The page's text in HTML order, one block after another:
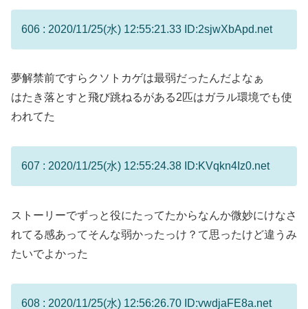
606 : 2020/11/25(水) 12:55:21.33 ID:2sjwXbApd.net
夢解禁前ですらクソトカゲは最弱だったんだよなぁ
はたき落とすと飛び跳ねるがある2匹はガラル環境でも使
われてた
607 : 2020/11/25(水) 12:55:24.38 ID:KVqkn4Iz0.net
ストーリーでずっと役にたってたからなんか微妙にけなさ
れてる感あってそんな弱かったっけ？て思ったけど違うみ
たいでよかった
608 : 2020/11/25(水) 12:56:26.70 ID:vwdjaFE8a.net